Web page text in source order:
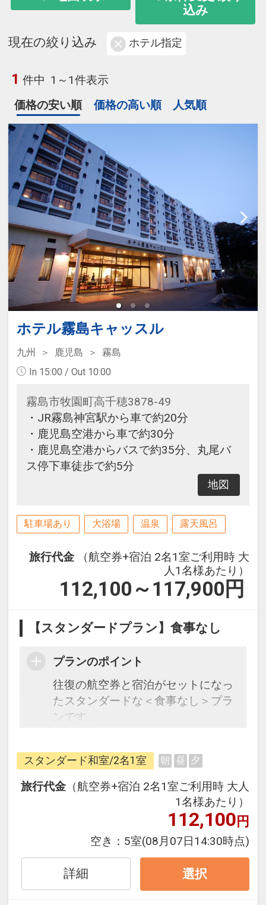
込み
現在の絞り込み ホテル指定
1 件中 1～1件表示
価格の安い順
価格の高い順 人気順
ホテル霧島キャッスル
九州 鹿児島
霧島
In 15:00 / Out 10:00
霧島市牧園町高千穂3878-49
・JR霧島神宮駅から車で約20分
・鹿児島空港から車で約30分
・鹿児島空港からバスで約35分、丸尾バ
ス停下車徒歩で約5分
地図
駐車場あり 大浴場 温泉 露天風呂
旅行代金
（航空券+宿泊 2名1室ご利用時 大
人1名様あたり）
112,100～117,900 円
【スタンダードプラン】食事なし
プランのポイント
往復の航空券と宿泊がセットになっ
たスタンダードな＜食事なし＞プラ
ンです。
できるダイナミックパッケージだか
ら、一都市滞在はもちろん周遊旅行
にも最適！
旅行期間中の1泊だけの宿泊や延
泊・飛び泊なども自由自在です。
フライトは、安心のJAL（または
JALグループ）確約！フライトマイ
ル50%貯まります。
オプションでレンタカーや現地交
通・体験プランなどの追加（同時予
スタンダード和室/2名1室 朝 昼 夕
旅行代金 （航空券+宿泊 2名1室ご利用時 大人
1名様あたり）
112,100円
空き： 5室(08月07日14:30時点)
詳細 選択